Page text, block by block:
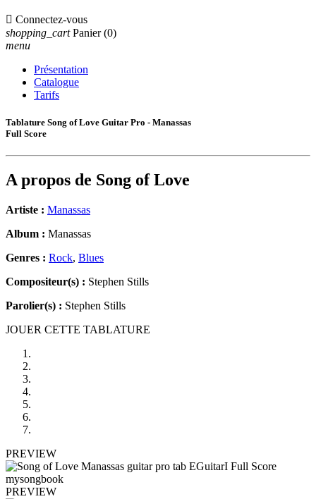
 Connectez-vous
shopping_cart Panier (0)
menu
Présentation
Catalogue
Tarifs
Tablature Song of Love Guitar Pro - Manassas
Full Score
A propos de Song of Love
Artiste : Manassas
Album : Manassas
Genres : Rock, Blues
Compositeur(s) : Stephen Stills
Parolier(s) : Stephen Stills
JOUER CETTE TABLATURE
PREVIEW
PREVIEW